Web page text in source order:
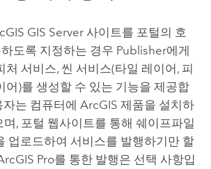
GIS Server사이트를 포털의 호
도록 지정하는 경우 Publisher에게
처 서비스, 씬 서비스(타일 레이어, 피
어)를 생성할 수 있는 기능을 제공합
자는 컴퓨터에 ArcGIS 제품을 설치하
, 포털 웹사이트를 통해 쉐이프파일
업로드하여 서비스를 발행하기만 할
Pro를 통한 발행은 선택 사항입